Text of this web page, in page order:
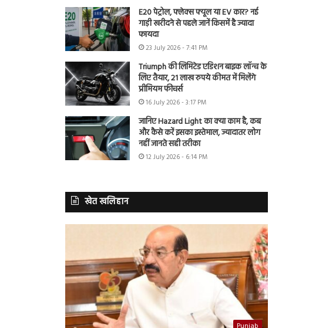
E20 पेट्रोल, फ्लेक्स फ्यूल या EV कार? नई
गाड़ी खरीदने से पहले जानें किसमें है ज्यादा
फायदा
23 July 2026 - 7:41 PM
Triumph की लिमिटेड एडिशन बाइक लॉन्च के
लिए तैयार, 21 लाख रुपये कीमत में मिलेंगे
प्रीमियम फीचर्स
16 July 2026 - 3:17 PM
जानिए Hazard Light का क्या काम है, कब
और कैसे करें इसका इस्तेमाल, ज्यादातर लोग
नहीं जानते सही तरीका
12 July 2026 - 6:14 PM
खेत खलिहान